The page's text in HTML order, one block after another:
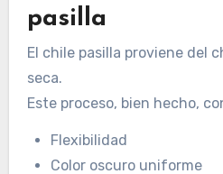
pasilla
El chile pasilla proviene del
seca.
Este proceso, bien hecho,
Flexibilidad
Color oscuro uniforme